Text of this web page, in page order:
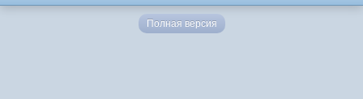
Полная версия